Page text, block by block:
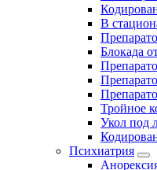
В
Блокада
Тройное
Укол под
Психиатрия